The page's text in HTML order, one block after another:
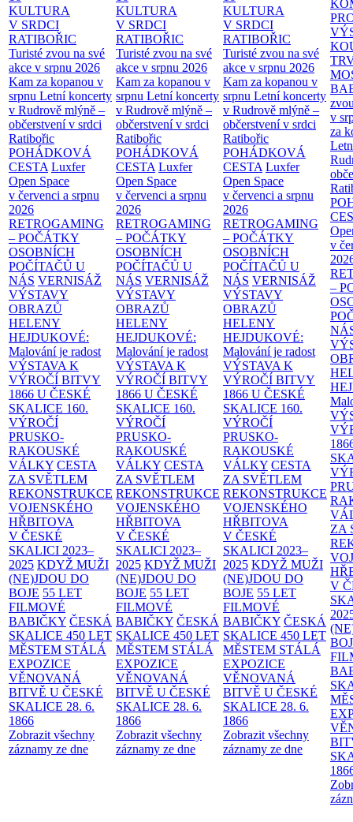
KULTURA
V SRDCI
RATIBOŘIC
Turisté zvou na své
akce v srpnu 2026
Kam za kopanou v
srpnu Letní koncerty
v Rudrově mlýně –
občerstvení v srdci
Ratibořic
POHÁDKOVÁ
CESTA Luxfer
Open Space
v červenci a srpnu
2026
RETROGAMING
– POČÁTKY
OSOBNÍCH
POČÍTAČŮ U
NÁS VERNISÁŽ
VÝSTAVY
OBRAZŮ
HELENY
HEJDUKOVÉ:
Malování je radost
VÝSTAVA K
VÝROČÍ BITVY
1866 U ČESKÉ
SKALICE 160.
VÝROČÍ
PRUSKO-
RAKOUSKÉ
VÁLKY CESTA
ZA SVĚTLEM
REKONSTRUKCE
VOJENSKÉHO
HŘBITOVA
V ČESKÉ
SKALICI 2023–
2025 KDYŽ MUŽI
(NE)JDOU DO
BOJE 55 LET
FILMOVÉ
BABIČKY ČESKÁ
SKALICE 450 LET
MĚSTEM STÁLÁ
EXPOZICE
VĚNOVANÁ
BITVĚ U ČESKÉ
SKALICE 28. 6.
1866
Zobrazit všechny
záznamy ze dne
KULTURA
V SRDCI
RATIBOŘIC
Turisté zvou na své
akce v srpnu 2026
Kam za kopanou v
srpnu Letní koncerty
v Rudrově mlýně –
občerstvení v srdci
Ratibořic
POHÁDKOVÁ
CESTA Luxfer
Open Space
v červenci a srpnu
2026
RETROGAMING
– POČÁTKY
OSOBNÍCH
POČÍTAČŮ U
NÁS VERNISÁŽ
VÝSTAVY
OBRAZŮ
HELENY
HEJDUKOVÉ:
Malování je radost
VÝSTAVA K
VÝROČÍ BITVY
1866 U ČESKÉ
SKALICE 160.
VÝROČÍ
PRUSKO-
RAKOUSKÉ
VÁLKY CESTA
ZA SVĚTLEM
REKONSTRUKCE
VOJENSKÉHO
HŘBITOVA
V ČESKÉ
SKALICI 2023–
2025 KDYŽ MUŽI
(NE)JDOU DO
BOJE 55 LET
FILMOVÉ
BABIČKY ČESKÁ
SKALICE 450 LET
MĚSTEM STÁLÁ
EXPOZICE
VĚNOVANÁ
BITVĚ U ČESKÉ
SKALICE 28. 6.
1866
Zobrazit všechny
záznamy ze dne
KULTURA
V SRDCI
RATIBOŘIC
Turisté zvou na své
akce v srpnu 2026
Kam za kopanou v
srpnu Letní koncerty
v Rudrově mlýně –
občerstvení v srdci
Ratibořic
POHÁDKOVÁ
CESTA Luxfer
Open Space
v červenci a srpnu
2026
RETROGAMING
– POČÁTKY
OSOBNÍCH
POČÍTAČŮ U
NÁS VERNISÁŽ
VÝSTAVY
OBRAZŮ
HELENY
HEJDUKOVÉ:
Malování je radost
VÝSTAVA K
VÝROČÍ BITVY
1866 U ČESKÉ
SKALICE 160.
VÝROČÍ
PRUSKO-
RAKOUSKÉ
VÁLKY CESTA
ZA SVĚTLEM
REKONSTRUKCE
VOJENSKÉHO
HŘBITOVA
V ČESKÉ
SKALICI 2023–
2025 KDYŽ MUŽI
(NE)JDOU DO
BOJE 55 LET
FILMOVÉ
BABIČKY ČESKÁ
SKALICE 450 LET
MĚSTEM STÁLÁ
EXPOZICE
VĚNOVANÁ
BITVĚ U ČESKÉ
SKALICE 28. 6.
1866
Zobrazit všechny
záznamy ze dne
v
za
v
–
ZA
V